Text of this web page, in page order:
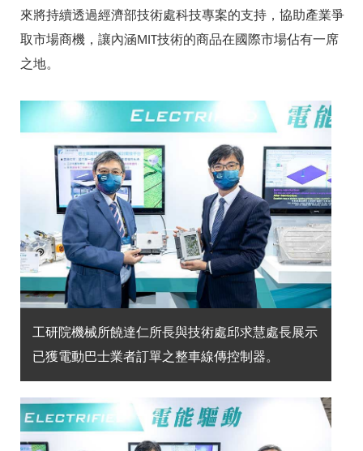
來將持續透過經濟部技術處科技專案的支持，協助產業爭
取市場商機，讓內涵MIT技術的商品在國際市場佔有一席
之地。
工研院機械所饒達仁所長與技術處邱求慧處長展示
已獲電動巴士業者訂單之整車線傳控制器。